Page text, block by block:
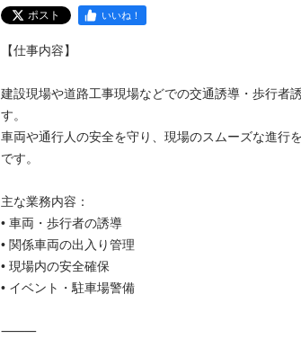
ポスト いいね！
【仕事内容】
建設現場や道路工事現場などでの交通誘導・歩行者
す。
車両や通行人の安全を守り、現場のスムーズな進行
です。
主な業務内容：
• 車両・歩行者の誘導
• 関係車両の出入り管理
• 現場内の安全確保
• イベント・駐車場警備
⸻